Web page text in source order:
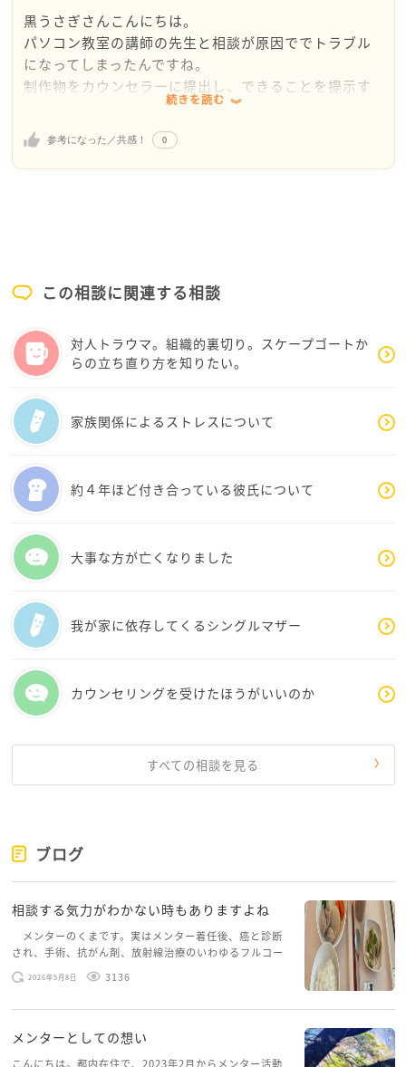
黒うさぎさんこんにちは。
パソコン教室の講師の先生と相談が原因ででトラブル
になってしまったんですね。
制作物をカウンセラーに提出し、できることを提示す
ることで希望の職種につけるようにすることが今一番
優先しなければいけないことということですね。
外部媒体（DVD-R）等であればカウンセラーの方もセ
キュリティにひっかからず見れるのかな？と思いまし
を願っています。
またご相談くださいね
続きを読む
参考になった／共感！ 0
この相談に関連する相談
対人トラウマ。組織的裏切り。スケープゴートか
らの立ち直り方を知りたい。
家族関係によるストレスについて
約４年ほど付き合っている彼氏について
大事な方が亡くなりました
我が家に依存してくるシングルマザー
カウンセリングを受けたほうがいいのか
すべての相談を見る
ブログ
相談する気力がわかない時もありますよね
メンターのくまです。実はメンター着任後、癌と診断
され、手術、抗がん剤、放射線治療のいわゆるフルコー
スを体験していて、しばらくメンターカフェに来られて
いませんでした。体力だけでなく、気力も落ちパソコン
2026年5月8日 3136
メンターとしての想い
こんにちは。都内在住で、2023年2月からメンター活動